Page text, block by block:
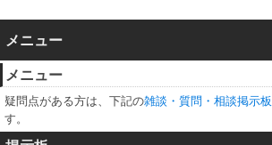
メニュー
メニュー
疑問点がある方は、下記の雑談・質問・相談掲示板
す。